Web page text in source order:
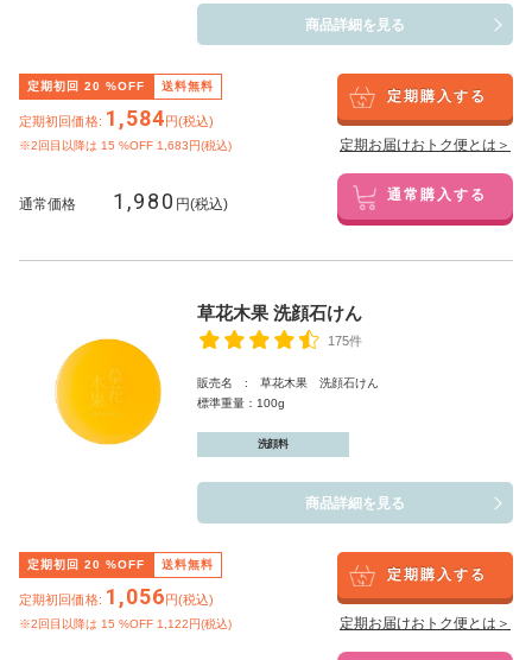
商品詳細を見る
定期初回 20 %OFF 送料無料
定期初回価格: 1,584円(税込)
※2回目以降は 15 %OFF 1,683円(税込)
定期購入する
定期お届けおトク便とは＞
通常価格 1,980 円(税込) 通常購入する
草花木果 洗顔石けん
175件
販売名 : 草花木果 洗顔石けん
標準重量：100g
洗顔料
商品詳細を見る
定期初回 20 %OFF 送料無料
定期初回価格: 1,056円(税込)
※2回目以降は 15 %OFF 1,122円(税込)
定期購入する
定期お届けおトク便とは＞